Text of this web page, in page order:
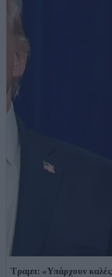
Τραμπ: «Υπάρχουν καλές